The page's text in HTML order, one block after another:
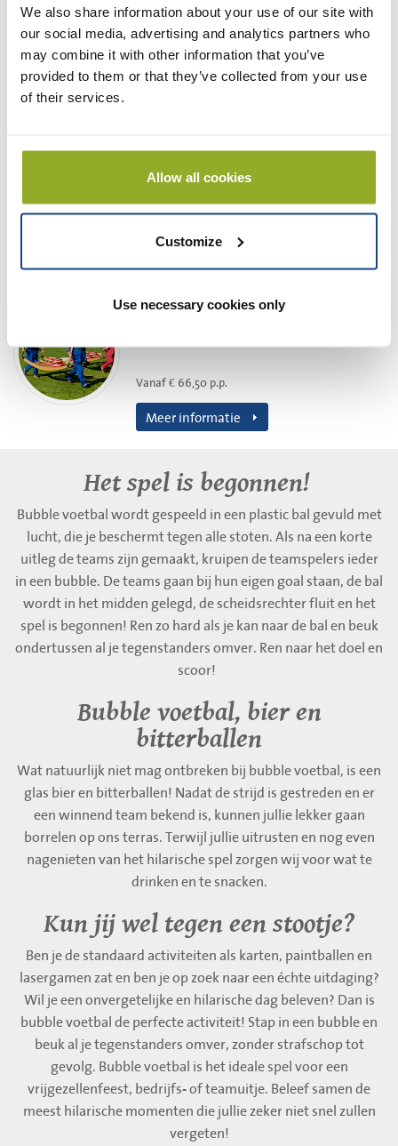
We also share information about your use of our site with
our social media, advertising and analytics partners who
may combine it with other information that you’ve
provided to them or that they’ve collected from your use
of their services.
Allow all cookies
Customize
Use necessary cookies only
Vanaf € 33,00 p.p.
Meer informatie
voetbal, maar dan anders, met BBQ
Vanaf € 79,00 p.p.
Meer informatie
teambuilding
Vanaf € 66,50 p.p.
Meer informatie
Het spel is begonnen!
Bubble voetbal wordt gespeeld in een plastic bal gevuld met
lucht, die je beschermt tegen alle stoten. Als na een korte
uitleg de teams zijn gemaakt, kruipen de teamspelers ieder
in een bubble. De teams gaan bij hun eigen goal staan, de bal
wordt in het midden gelegd, de scheidsrechter fluit en het
spel is begonnen! Ren zo hard als je kan naar de bal en beuk
ondertussen al je tegenstanders omver. Ren naar het doel en
scoor!
Bubble voetbal, bier en
bitterballen
Wat natuurlijk niet mag ontbreken bij bubble voetbal, is een
glas bier en bitterballen! Nadat de strijd is gestreden en er
een winnend team bekend is, kunnen jullie lekker gaan
borrelen op ons terras. Terwijl jullie uitrusten en nog even
nagenieten van het hilarische spel zorgen wij voor wat te
drinken en te snacken.
Kun jij wel tegen een stootje?
Ben je de standaard activiteiten als karten, paintballen en
lasergamen zat en ben je op zoek naar een échte uitdaging?
Wil je een onvergetelijke en hilarische dag beleven? Dan is
bubble voetbal de perfecte activiteit! Stap in een bubble en
beuk al je tegenstanders omver, zonder strafschop tot
gevolg. Bubble voetbal is het ideale spel voor een
vrijgezellenfeest, bedrijfs- of teamuitje. Beleef samen de
meest hilarische momenten die jullie zeker niet snel zullen
vergeten!